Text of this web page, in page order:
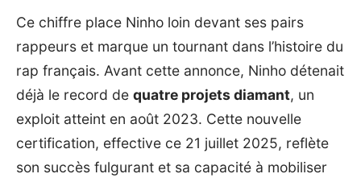
Ce chiffre place Ninho loin devant ses pairs
rappeurs et marque un tournant dans l’histoire du
rap français. Avant cette annonce, Ninho détenait
déjà le record de quatre projets diamant, un
exploit atteint en août 2023. Cette nouvelle
certification, effective ce 21 juillet 2025, reflète
son succès fulgurant et sa capacité à mobiliser